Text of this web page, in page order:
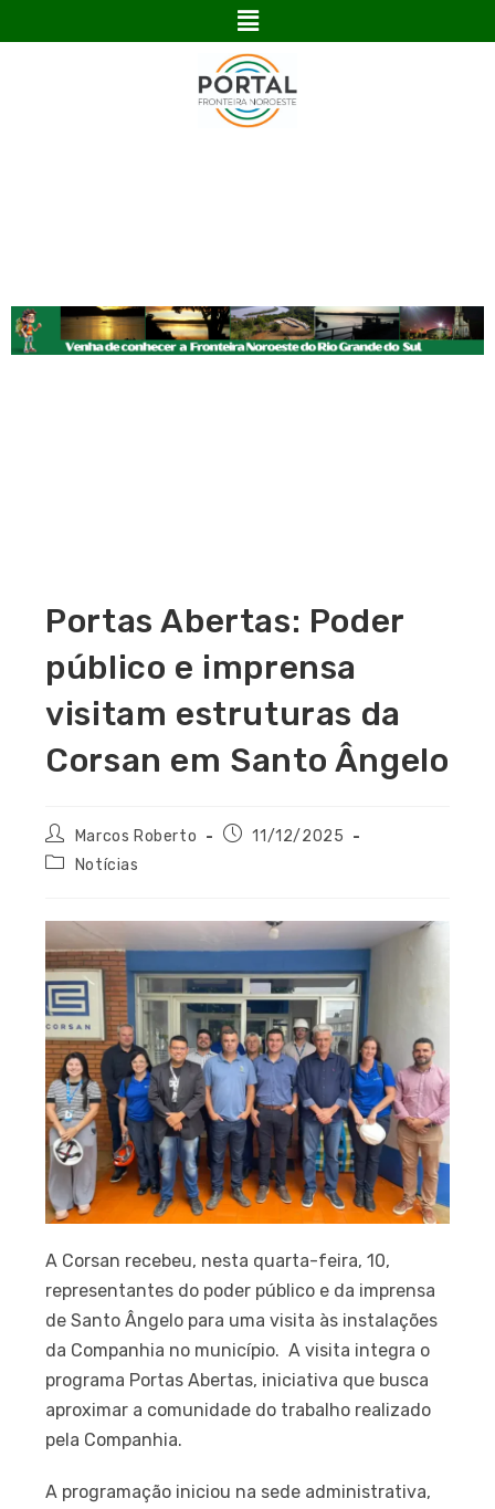
Portas Abertas: Poder
público e imprensa
visitam estruturas da
Corsan em Santo Ângelo
Marcos Roberto
11/12/2025
Notícias
A Corsan recebeu, nesta quarta-feira, 10,
representantes do poder público e da imprensa
de Santo Ângelo para uma visita às instalações
da Companhia no município. A visita integra o
programa Portas Abertas, iniciativa que busca
aproximar a comunidade do trabalho realizado
pela Companhia.
A programação iniciou na sede administrativa,